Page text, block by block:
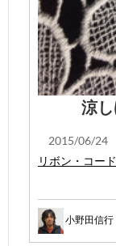
涼
2015/06/24
リボン・コー
小野田信行